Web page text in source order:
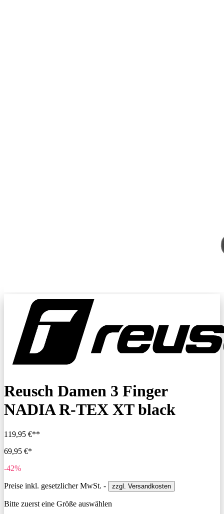
Reusch Damen 3 Finger
NADIA R-TEX XT black
119,95 €**
69,95 €*
-42%
Preise inkl. gesetzlicher MwSt. - zzgl. Versandkosten
Bitte zuerst eine Größe auswählen